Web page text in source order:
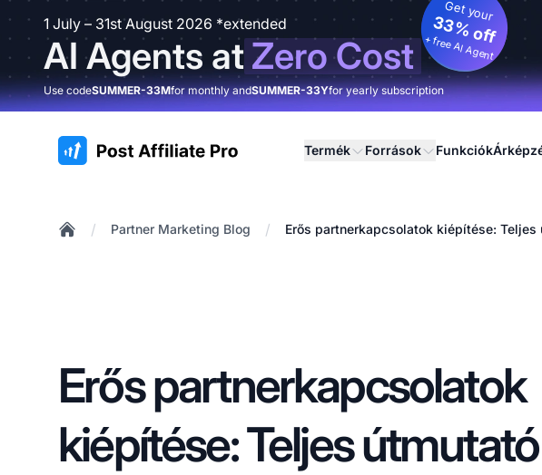
1 July – 31st August 2026 *extended
AI Agents atZero Cost
Get your
33% off
+ free AI Agent
Use codeSUMMER-33Mfor monthly andSUMMER-33Yfor yearly subscription
:site.title Termék Források Funkciók
/ Partner Marketing Blog / Erős partnerkapcsolatok kiépítése: Teljes
Erős partnerkapcsolatok
kiépítése: Teljes